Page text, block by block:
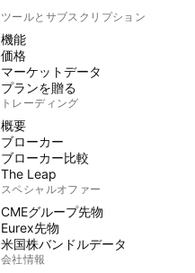
ツールとサブスクリプション
機能
価格
マーケットデータ
プランを贈る
トレーディング
概要
ブローカー
ブローカー比較
The Leap
スペシャルオファー
CMEグループ先物
Eurex先物
米国株バンドルデータ
会社情報